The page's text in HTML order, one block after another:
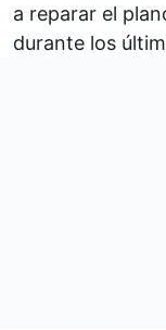
a reparar el
durante los